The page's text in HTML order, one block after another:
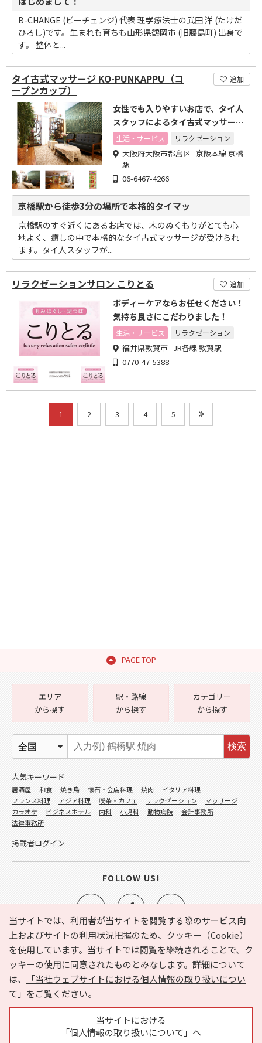
B-CHANGE (ビーチェンジ) 代表 理学療法士の武田 洋 (たけだ
ひろし)です。生まれも育ちも山形県鶴岡市 (旧藤島町) 出身で
す。 整体と...
タイ古式マッサージ KO-PUNKAPPU（コ
ープンカップ）
追加
女性でも入りやすいお店で、タイ人
スタッフによるタイ古式マッサージ
を堪能できます
生活・サービス リラクゼーション
大阪府大阪市都島区 京阪本線 京橋
駅
06-6467-4266
京橋駅から徒歩3分の場所で本格的タイマッ
京橋駅のすぐ近くにあるお店では、木のぬくもりがとても心
地よく、癒しの中で本格的なタイ古式マッサージが受けられ
ます。タイ人スタッフが...
リラクゼーションサロン こりとる 追加
ボディーケアならお任せください！
気持ち良さにこだわりました！
生活・サービス リラクゼーション
福井県敦賀市 JR各線 敦賀駅
0770-47-5388
1 2 3 4 5
PAGE TOP
当サイトでは、利用者が当サイトを閲覧する際のサービス向
上およびサイトの利用状況把握のため、クッキー（Cookie）
を使用しています。当サイトでは閲覧を継続されることで、ク
ッキーの使用に同意されたものとみなします。詳細について
は、
「当社ウェブサイトにおける個人情報の取り扱いについ
て」 をご覧ください。
当サイトにおける
「個人情報の取り扱いについて」へ
e-NAVITA（イーナビタ）とは？ お気に入り
ヘルプ
利用規約
個人情報の取り扱いについて
運営会社
サイトマップ
広告掲載に関するお問い合わせ
エリア
から探す
駅・路線
から探す
カテゴリー
から探す
検索
人気キーワード
居酒屋 和食 焼き鳥 懐石・会席料理 焼肉
イタリア料理
フランス料理
アジア料理 喫茶・カフェ リラクゼーション
マッサージ
カラオケ
ビジネスホテル 内科 小児科 動物病院
会計事務所
法律事務所
掲載者ログイン
FOLLOW US!